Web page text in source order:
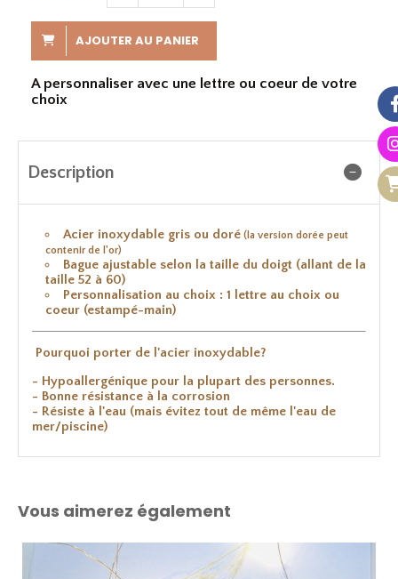
AJOUTER AU PANIER
A personnaliser avec une lettre ou coeur de votre
choix
Description
Acier inoxydable gris ou doré (la version dorée peut
contenir de l'or)
Bague ajustable selon la taille du doigt (allant de la
taille 52 à 60)
Personnalisation au choix : 1 lettre au choix ou
coeur (estampé-main)
Pourquoi porter de l'acier inoxydable?
- Hypoallergénique pour la plupart des personnes.
- Bonne résistance à la corrosion
- Résiste à l'eau (mais évitez tout de même l'eau de
mer/piscine)
Vous aimerez également